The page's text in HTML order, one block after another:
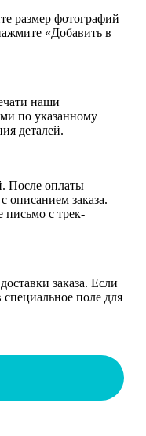
размер фотографий
«Добавить в
наши
по указанному
деталей.
После оплаты
описанием заказа.
письмо с трек-
заказа. Если
специальное поле для